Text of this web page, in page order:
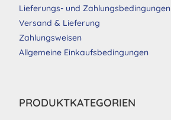
Lieferungs- und Zahlungsbedingungen
Versand & Lieferung
Zahlungsweisen
Allgemeine Einkaufsbedingungen
PRODUKTKATEGORIEN